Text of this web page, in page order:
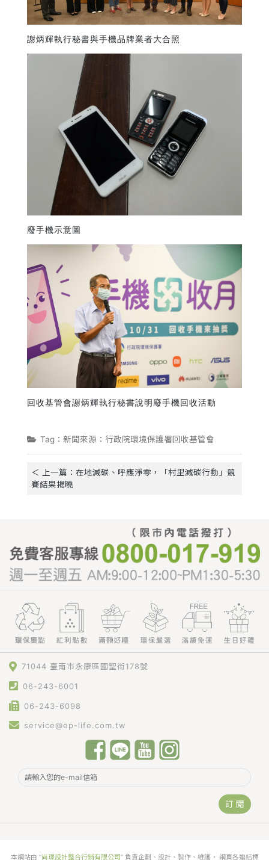
謝炳輝執行秘書與手機品牌業者大合照
廢手機示意圖
回收基管會謝炳輝執行秘書說明廢手機回收活動
Tag：新聞來源：行政院環境保護署回收基管會
＜ 上一篇：在地減碳、呼應淨零，「村里減碳行動」競
賽結果揭曉
71044 臺南市永康區國聖街178號
06-243-6001
06-243-6098
service@ep-life.com.tw
訂 閱
本網站由 “尚璟設計整合行銷有限公司” 負責企劃、設計、製作、維護， 網頁各連結標